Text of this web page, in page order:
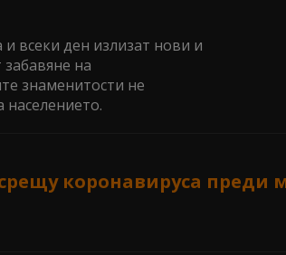
всеки ден излизат нови и
на
знаменитости не
населението.
коронавируса преди